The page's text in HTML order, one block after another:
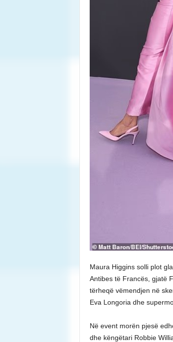
Maura Higgins solli plot
Antibes të Francës, gjatë
tërheqë vëmendjen në
Eva Longoria dhe
Në event morën pjesë
dhe këngëtari Robbie